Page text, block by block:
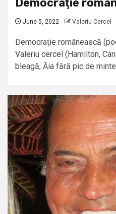
Democraţie
June 5, 2022 Valeriu Cercel
Democraţie românească
Valeriu cercel (Hamilton,
bleagă, Ăia fără pic de